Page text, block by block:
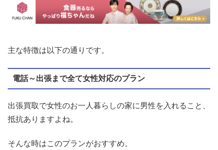
主な特徴は以下の通りです。
電話～出張まで全て女性対応のプラン
出張買取で女性のお一人暮らしの家に男性を入れること、
抵抗ありますよね。
そんな時はこのプランがおすすめ。